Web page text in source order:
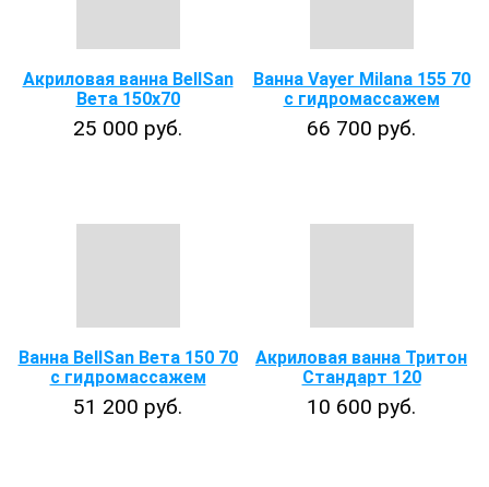
Акриловая ванна BellSan
Вета 150х70
25 000 руб.
Ванна Vayer Milana 155 70
с гидромассажем
66 700 руб.
Ванна BellSan Вета 150 70
с гидромассажем
51 200 руб.
Акриловая ванна Тритон
Стандарт 120
10 600 руб.